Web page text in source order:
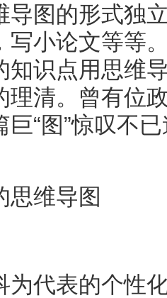
导图的形式独
写小论文等等
知识点用思维
理清。曾有位
巨“图”惊叹不
思维导图
为代表的个性